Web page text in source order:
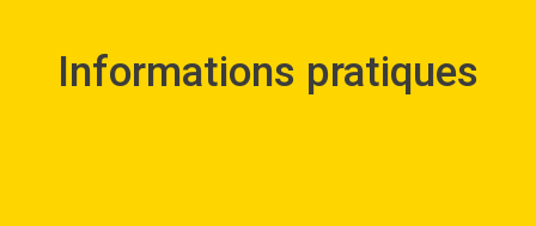
Informations pratiques